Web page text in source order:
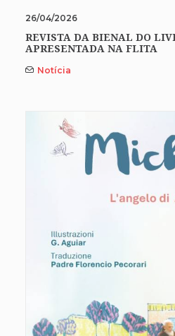
26/04/2026
REVISTA DA BIENAL DO
APRESENTADA NA FLITA
Notícia